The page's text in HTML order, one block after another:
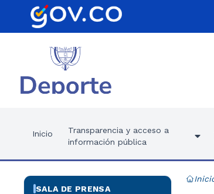
Inicio
Transparencia y acceso a
información pública
SALA DE PRENSA